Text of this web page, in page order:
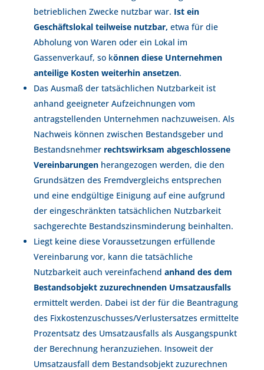
betrieblichen Zwecke nutzbar war. Ist ein
Geschäftslokal teilweise nutzbar, etwa für die
Abholung von Waren oder ein Lokal im
Gassenverkauf, so können diese Unternehmen
anteilige Kosten weiterhin ansetzen.
Das Ausmaß der tatsächlichen Nutzbarkeit ist
anhand geeigneter Aufzeichnungen vom
antragstellenden Unternehmen nachzuweisen. Als
Nachweis können zwischen Bestandsgeber und
Bestandsnehmer rechtswirksam abgeschlossene
Vereinbarungenherangezogen werden, die den
Grundsätzen des Fremdvergleichs entsprechen
und eine endgültige Einigung auf eine aufgrund
der eingeschränkten tatsächlichen Nutzbarkeit
sachgerechte Bestandszinsminderung beinhalten.
Liegt keine diese Voraussetzungen erfüllende
Vereinbarung vor, kann die tatsächliche
Nutzbarkeit auch vereinfachend anhand des dem
Bestandsobjekt zuzurechnenden Umsatzausfalls
ermittelt werden. Dabei ist der für die Beantragung
des Fixkostenzuschusses/Verlustersatzes ermittelte
Prozentsatz des Umsatzausfalls als Ausgangspunkt
der Berechnung heranzuziehen. Insoweit der
Umsatzausfall dem Bestandsobjekt zuzurechnen